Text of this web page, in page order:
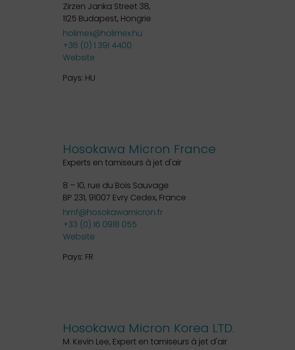
Zirzen Janka Street 38,
1125 Budapest, Hongrie
holimex@holimex.hu
+36 (0) 1 391 4400
Website
Pays: HU
Hosokawa Micron France
Experts en tamiseurs à jet d'air
8 – 10, rue du Bois Sauvage
BP 231, 91007 Evry Cedex, France
hmf@hosokawamicron.fr
+33 (0) 16 0918 055
Website
Pays: FR
Hosokawa Micron Korea LTD.
M. Kevin Lee, Expert en tamiseurs à jet d'air